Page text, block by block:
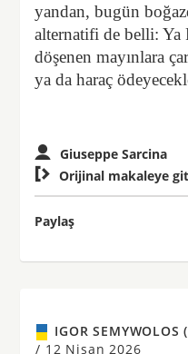
yandan, bugün
alternatifi de belli: Ya
döşenen mayınlara
ya da haraç
Giuseppe Sarcina
 Orijinal makaleye git
Paylaş
IGOR SEMYWOLOS
/ 12 Nisan 2026